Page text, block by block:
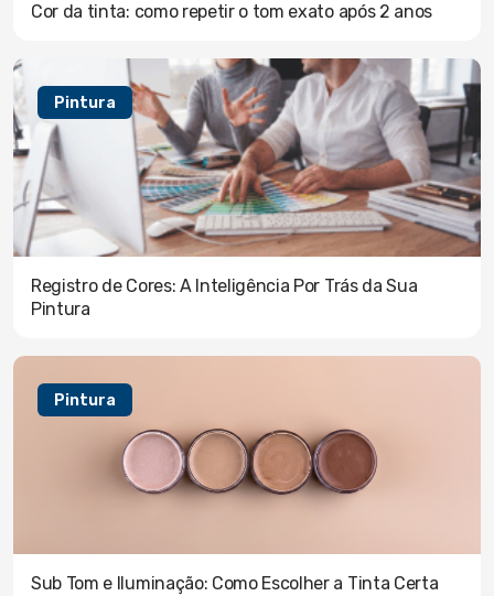
Cor da tinta: como repetir o tom exato após 2 anos
Pintura
Registro de Cores: A Inteligência Por Trás da Sua
Pintura
Pintura
Sub Tom e Iluminação: Como Escolher a Tinta Certa